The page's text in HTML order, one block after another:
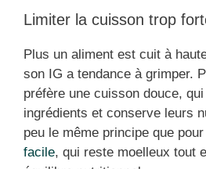
Limiter la cuisson trop
Plus un aliment est cuit à
son IG a tendance à grimper.
préfère une cuisson douce,
ingrédients et conserve leurs
peu le même principe que
facile, qui reste moelleux tout